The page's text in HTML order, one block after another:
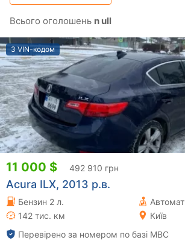
Всього оголошень n ull
З VIN-кодом
11 000 $ 492 910 грн
Acura ILX, 2013 р.в.
Бензин 2 л.
Автомат
142 тис. км
Київ
Перевірено за номером по базі МВС